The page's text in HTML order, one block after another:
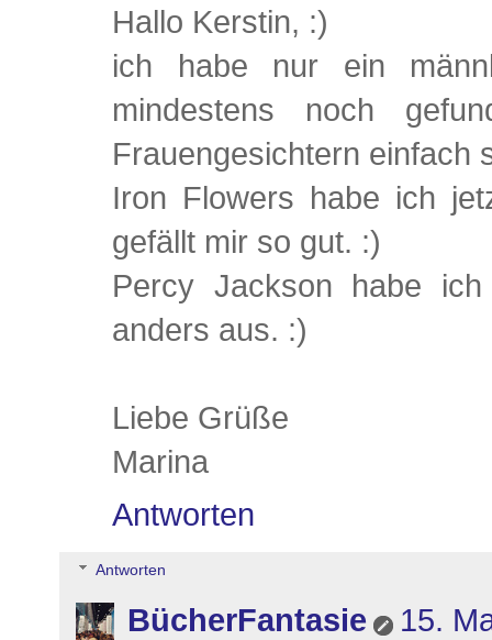
Hallo Kerstin, :)
ich habe nur ein
mindestens noch
Frauengesichtern einfach
Iron Flowers habe ich
gefällt mir so gut. :)
Percy Jackson habe
anders aus. :)
Liebe Grüße
Marina
Antworten
Antworten
BücherFantasie
15.